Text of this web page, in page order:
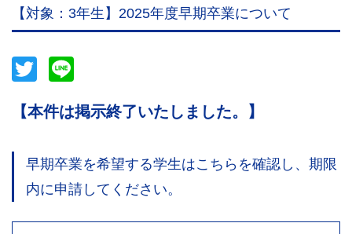
【対象：3年生】2025年度早期卒業について
Twitter
【本件は掲示終了いたしました。】
早期卒業を希望する学生はこちらを確認し、期限
内に申請してください。